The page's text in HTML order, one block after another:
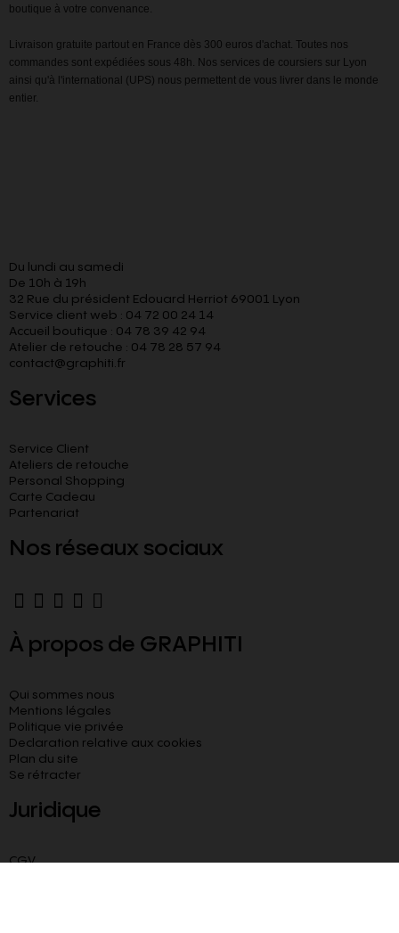
boutique à votre convenance.
Livraison gratuite partout en France dès 300 euros d'achat. Toutes nos
commandes sont expédiées sous 48h. Nos services de coursiers sur Lyon
ainsi qu'à l'international (UPS) nous permettent de vous livrer dans le monde
entier.
Du lundi au samedi
De 10h à 19h
32 Rue du président Edouard Herriot 69001 Lyon
Service client web : 04 72 00 24 14
Accueil boutique : 04 78 39 42 94
Atelier de retouche : 04 78 28 57 94
contact@graphiti.fr
Services
Service Client
Ateliers de retouche
Personal Shopping
Carte Cadeau
Partenariat
Nos réseaux sociaux
À propos de GRAPHITI
Qui sommes nous
Mentions légales
Politique vie privée
Declaration relative aux cookies​
Plan du site
Se rétracter
Juridique
CGV